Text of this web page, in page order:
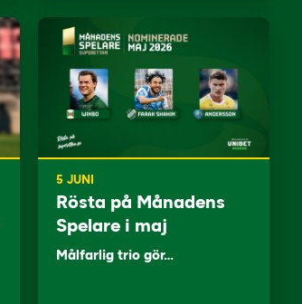
5 JUNI
Rösta på Månadens
Spelare i maj
Målfarlig trio gör…